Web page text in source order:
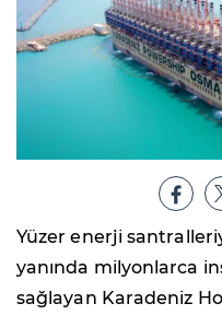
Yüzer enerji
yanında milyonlarca
sağlayan Karadeniz